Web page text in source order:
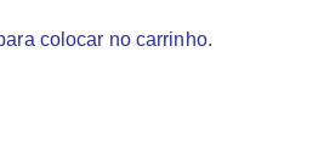
colocar no carrinho.